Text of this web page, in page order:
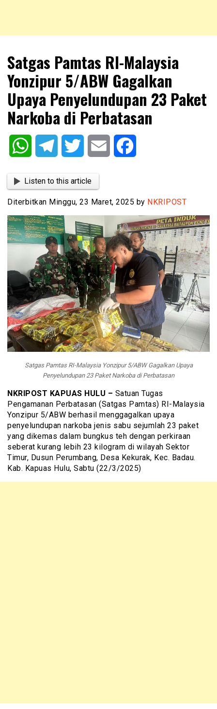
NKRIPOST
Satgas Pamtas RI-Malaysia
Yonzipur 5/ABW Gagalkan
Upaya Penyelundupan 23 Paket
Narkoba di Perbatasan
WhatsAppTelegram Twitter Email
Listen to this article
Diterbitkan Minggu, 23 Maret, 2025 by NKRIPOST
Satgas Pamtas RI-Malaysia Yonzipur 5/ABW Gagalkan Upaya
Penyelundupan 23 Paket Narkoba di Perbatasan
NKRIPOST KAPUAS HULU – Satuan Tugas
Pengamanan Perbatasan (Satgas Pamtas) RI-Malaysia
Yonzipur 5/ABW berhasil menggagalkan upaya
penyelundupan narkoba jenis sabu sejumlah 23 paket
yang dikemas dalam bungkus teh dengan perkiraan
seberat kurang lebih 23 kilogram di wilayah Sektor
Timur, Dusun Perumbang, Desa Kekurak, Kec. Badau.
Kab. Kapuas Hulu, Sabtu (22/3/2025)